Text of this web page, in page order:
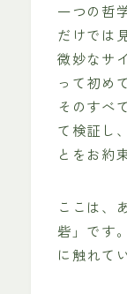
一つの哲
だけでは
微妙なサ
って初め
そのすべ
て検証し
とをお約
ここは、
砦」です
に触れて